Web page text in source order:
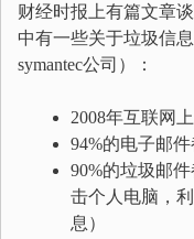
财经时报上有篇文章
中有一些关于垃圾信
symantec公司）：
2008年互联网
94%的电子邮
90%的垃圾邮
击个人电脑，
息）